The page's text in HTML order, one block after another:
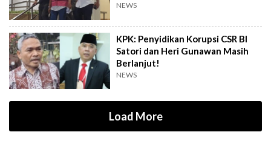
NEWS
KPK: Penyidikan Korupsi CSR BI
Satori dan Heri Gunawan Masih
Berlanjut!
NEWS
Load More